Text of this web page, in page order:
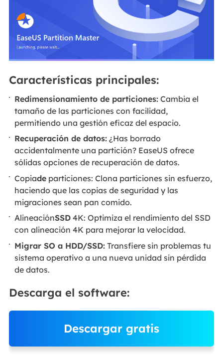
Características principales:
Redimensionamiento de particiones: Cambia el
tamaño de las particiones con facilidad,
permitiendo una gestión eficaz del espacio.
Recuperación de datos: ¿Has borrado
accidentalmente una partición? EaseUS ofrece
sólidas opciones de recuperación de datos.
Copiade particiones: Clona particiones sin esfuerzo,
haciendo que las copias de seguridad y las
migraciones sean pan comido.
AlineaciónSSD 4K: Optimiza el rendimiento del SSD
con alineación 4K para mejorar la velocidad.
Migrar SO a HDD/SSD: Transfiere sin problemas tu
sistema operativo a una nueva unidad sin pérdida
de datos.
Descarga el software:
Descargar gratis